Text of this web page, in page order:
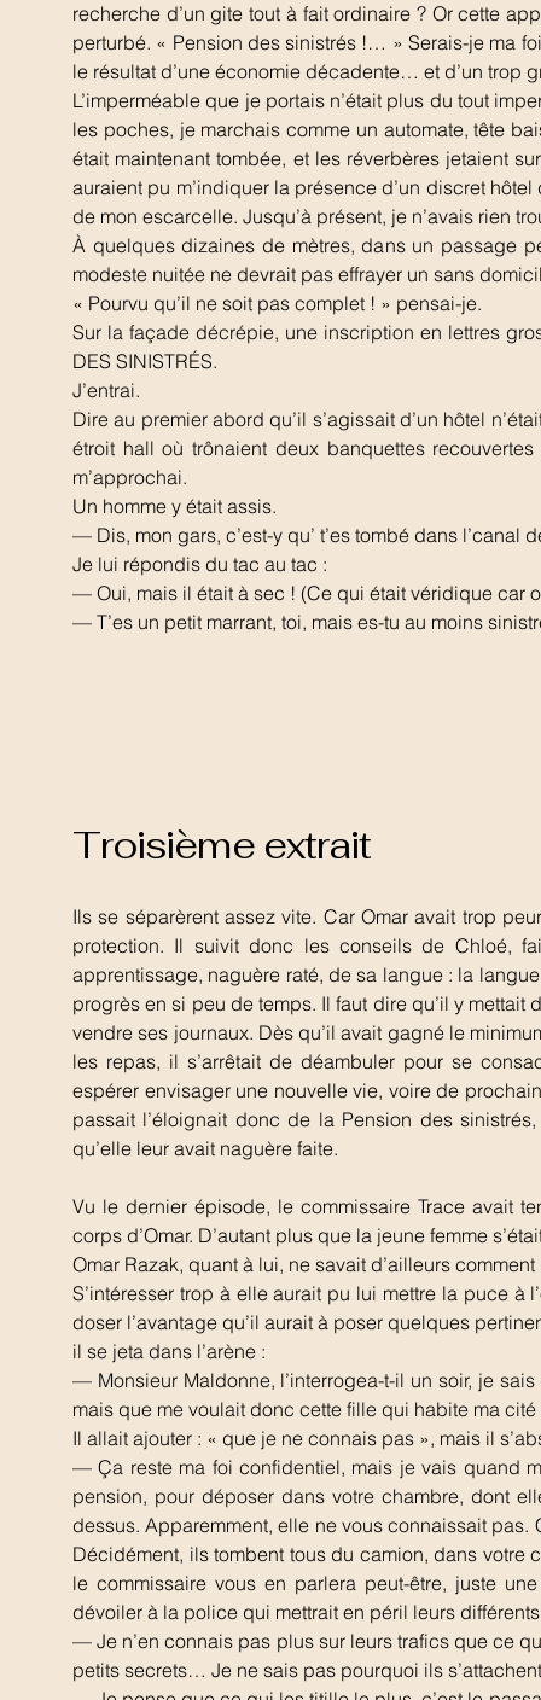
recherche d’un gite tout à fait ordinaire ? Or cette
perturbé. « Pension des sinistrés !… » Serais-je ma
le résultat d’une économie décadente… et d’un trop
L’imperméable que je portais n’était plus du tout
les poches, je marchais comme un automate, tête
était maintenant tombée, et les réverbères jetaient
auraient pu m’indiquer la présence d’un discret
de mon escarcelle. Jusqu’à présent, je n’avais rien
À quelques dizaines de mètres, dans un passage
modeste nuitée ne devrait pas effrayer un sans
« Pourvu qu’il ne soit pas complet ! » pensai-je.
Sur la façade décrépie, une inscription en lettres
DES SINISTRÉS.
J’entrai.
Dire au premier abord qu’il s’agissait d’un hôtel
étroit hall où trônaient deux banquettes
m’approchai.
Un homme y était assis.
— Dis, mon gars, c’est-y qu’ t’es tombé dans l’canal
Je lui répondis du tac au tac :
— Oui, mais il était à sec ! (Ce qui était véridique car
— T’es un petit marrant, toi, mais es-tu au moins
Troisième extrait
Ils se séparèrent assez vite. Car Omar avait trop
protection. Il suivit donc les conseils de Chloé,
apprentissage, naguère raté, de sa langue : la
progrès en si peu de temps. Il faut dire qu’il y mettait
vendre ses journaux. Dès qu’il avait gagné le
les repas, il s’arrêtait de déambuler pour se
espérer envisager une nouvelle vie, voire de
passait l’éloignait donc de la Pension des
qu’elle leur avait naguère faite.
Vu le dernier épisode, le commissaire Trace avait
corps d’Omar. D’autant plus que la jeune femme
Omar Razak, quant à lui, ne savait d’ailleurs
S’intéresser trop à elle aurait pu lui mettre la puce
doser l’avantage qu’il aurait à poser quelques
il se jeta dans l’arène :
— Monsieur Maldonne, l’interrogea-t-il un soir, je
mais que me voulait donc cette fille qui habite ma
Il allait ajouter : « que je ne connais pas », mais il
— Ça reste ma foi confidentiel, mais je vais quand
pension, pour déposer dans votre chambre, dont
dessus. Apparemment, elle ne vous connaissait pas.
Décidément, ils tombent tous du camion, dans votre
le commissaire vous en parlera peut-être, juste
dévoiler à la police qui mettrait en péril leurs
— Je n’en connais pas plus sur leurs trafics que ce
petits secrets… Je ne sais pas pourquoi ils